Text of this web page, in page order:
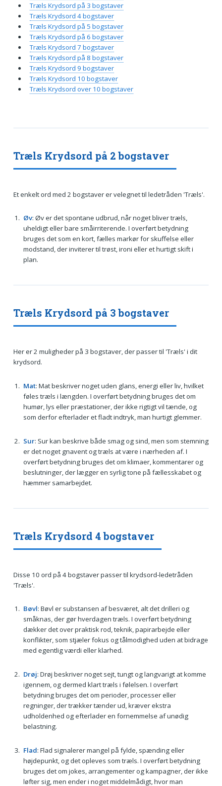
Træls Krydsord på 2 bogstaver
Et enkelt ord med 2 bogstaver er velegnet til ledetråden 'Træls'.
Øv: Øv er det spontane udbrud, når noget bliver træls,
uheldigt eller bare småirriterende. I overført betydning
bruges det som en kort, fælles markør for skuffelse eller
modstand, der inviterer til trøst, ironi eller et hurtigt skift i
plan.
Træls Krydsord på 3 bogstaver
Her er 2 muligheder på 3 bogstaver, der passer til 'Træls' i dit
krydsord.
Mat: Mat beskriver noget uden glans, energi eller liv, hvilket
føles træls i længden. I overført betydning bruges det om
humør, lys eller præstationer, der ikke rigtigt vil tænde, og
som derfor efterlader et fladt indtryk, man hurtigt glemmer.
Sur: Sur kan beskrive både smag og sind, men som stemning
er det noget gnavent og træls at være i nærheden af. I
overført betydning bruges det om klimaer, kommentarer og
beslutninger, der lægger en syrlig tone på fællesskabet og
hæmmer samarbejdet.
Træls Krydsord 4 bogstaver
Disse 10 ord på 4 bogstaver passer til krydsord-ledetråden
'Træls'.
Bøvl: Bøvl er substansen af besværet, alt det drilleri og
småknas, der gør hverdagen træls. I overført betydning
dækker det over praktisk rod, teknik, papirarbejde eller
konflikter, som stjæler fokus og tålmodighed uden at bidrage
med egentlig værdi eller klarhed.
Drøj: Drøj beskriver noget sejt, tungt og langvarigt at komme
igennem, og dermed klart træls i følelsen. I overført
betydning bruges det om perioder, processer eller
regninger, der trækker tænder ud, kræver ekstra
udholdenhed og efterlader en fornemmelse af unødig
belastning.
Flad: Flad signalerer mangel på fylde, spænding eller
højdepunkt, og det opleves som træls. I overført betydning
bruges det om jokes, arrangementer og kampagner, der ikke
løfter sig, men ender i noget middelmådigt, hvor man
Træls Krydsord på 3 bogstaver
Træls Krydsord 4 bogstaver
Træls Krydsord på 5 bogstaver
Træls Krydsord på 6 bogstaver
Træls Krydsord 7 bogstaver
Træls Krydsord på 8 bogstaver
Træls Krydsord 9 bogstaver
Træls Krydsord 10 bogstaver
Træls Krydsord over 10 bogstaver